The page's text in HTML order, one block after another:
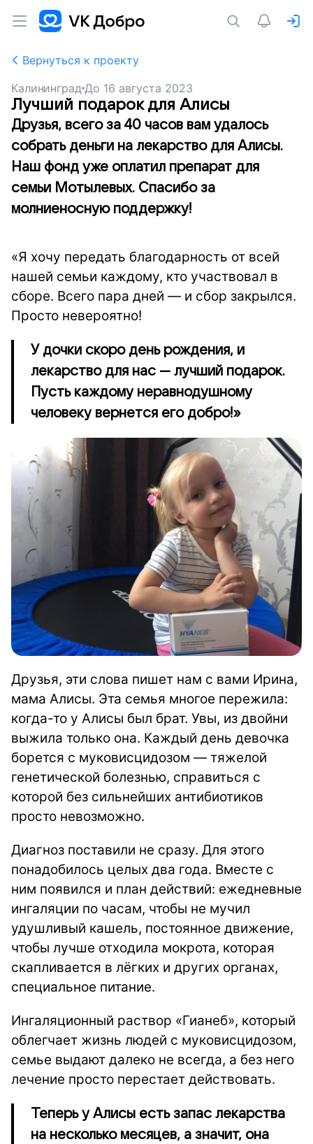
Вернуться к проекту
Калининград До 16 августа 2023
Лучший подарок для Алисы
Друзья, всего за 40 часов вам удалось
собрать деньги на лекарство для Алисы.
Наш фонд уже оплатил препарат для
семьи Мотылевых. Спасибо за
молниеносную поддержку!
«Я хочу передать благодарность от всей
нашей семьи каждому, кто участвовал в
сборе. Всего пара дней — и сбор закрылся.
Просто невероятно!
У дочки скоро день рождения, и
лекарство для нас — лучший подарок.
Пусть каждому неравнодушному
человеку вернется его добро!»
Друзья, эти слова пишет нам с вами Ирина,
мама Алисы. Эта семья многое пережила:
когда-то у Алисы был брат. Увы, из двойни
выжила только она. Каждый день девочка
борется с муковисцидозом — тяжелой
генетической болезнью, справиться с
которой без сильнейших антибиотиков
просто невозможно.
Диагноз поставили не сразу. Для этого
понадобилось целых два года. Вместе с
ним появился и план действий: ежедневные
ингаляции по часам, чтобы не мучил
удушливый кашель, постоянное движение,
чтобы лучше отходила мокрота, которая
скапливается в лёгких и других органах,
специальное питание.
Ингаляционный раствор «Гианеб», который
облегчает жизнь людей с муковисцидозом,
семье выдают далеко не всегда, а без него
лечение просто перестает действовать.
Теперь у Алисы есть запас лекарства
на несколько месяцев, а значит, она